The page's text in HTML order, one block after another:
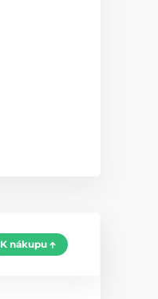
K nákupu